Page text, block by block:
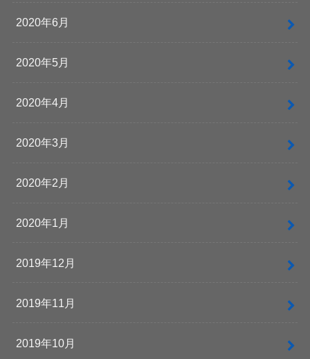
2020年6月
2020年5月
2020年4月
2020年3月
2020年2月
2020年1月
2019年12月
2019年11月
2019年10月